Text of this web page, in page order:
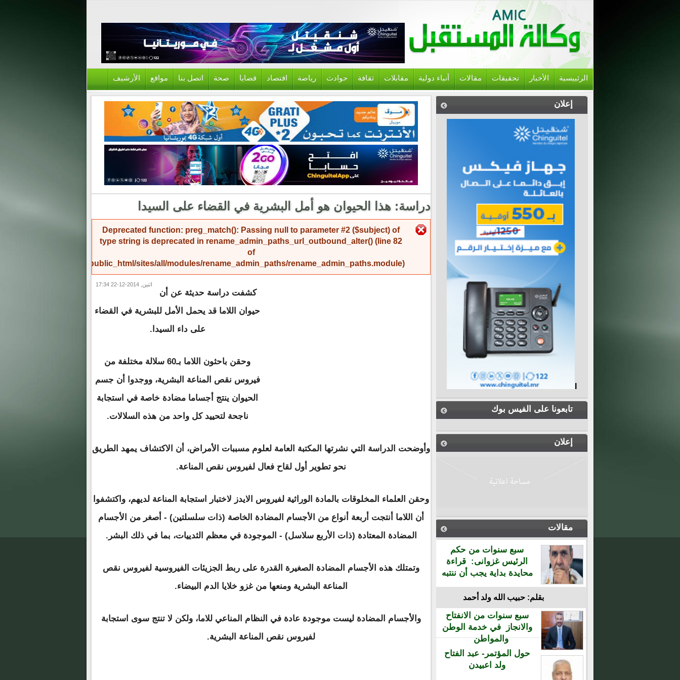
الرئييسية الأخبار تحقيقات مقالات أنباء دولية مقابلات ثقافة حوادث رياضة اقتصاد قضايا صحة اتصل بنا مواقع الأرشيف
إعلان
تابعونا على الفيس بوك
إعلان
مقالات
سبع سنوات من حكم
الرئيس غزوانى: قراءة
محايدة بداية يجب أن ننتبه
بقلم: حبيب الله ولد أحمد
سبع سنوات من الانفتاح
والانجاز في خدمة الوطن
والمواطن
حول المؤتمر- عبد الفتاح
ولد اعبيدن
دراسة: هذا الحيوان هو أمل البشرية في القضاء على السيدا
رسالة الخطأ Deprecated function: preg_match(): Passing null to parameter #2 ($subject) of
type string is deprecated in rename_admin_paths_url_outbound_alter() (line 82
of
/home/amicinf1/public_html/sites/all/modules/rename_admin_paths/rename_admin_paths.module).
اثنين, 2014-12-22 17:34
كشفت دراسة حديثة عن أن
حيوان اللاما قد يحمل الأمل للبشرية في القضاء
على داء السيدا.
وحقن باحثون اللاما بـ60 سلالة مختلفة من
فيروس نقص المناعة البشرية، ووجدوا أن جسم
الحيوان ينتج أجساما مضادة خاصة في استجابة
ناجحة لتحييد كل واحد من هذه السلالات.
وأوضحت الدراسة التي نشرتها المكتبة العامة لعلوم مسببات الأمراض، أن الاكتشاف يمهد الطريق
نحو تطوير أول لقاح فعال لفيروس نقص المناعة.
وحقن العلماء المخلوقات بالمادة الوراثية لفيروس الايدز لاختبار استجابة المناعة لديهم، واكتشفوا
أن اللاما أنتجت أربعة أنواع من الأجسام المضادة الخاصة (ذات سلسلتين) - أصغر من الأجسام
المضادة المعتادة (ذات الأربع سلاسل) - الموجودة في معظم الثدييات، بما في ذلك البشر.
وتمتلك هذه الأجسام المضادة الصغيرة القدرة على ربط الجزيئات الفيروسية لفيروس نقص
المناعة البشرية ومنعها من غزو خلايا الدم البيضاء.
والأجسام المضادة ليست موجودة عادة في النظام المناعي للاما، ولكن لا تنتج سوى استجابة
لفيروس نقص المناعة البشرية.